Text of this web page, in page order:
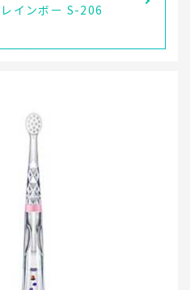
インボー S-206